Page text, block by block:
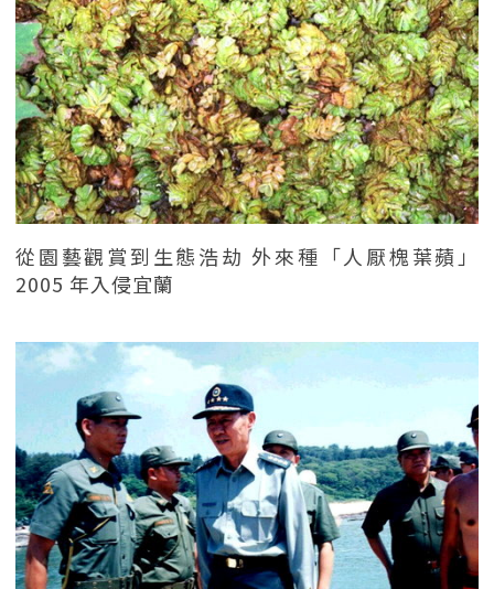
從園藝觀賞到生態浩劫 外來種「人厭槐葉蘋」
2005 年入侵宜蘭